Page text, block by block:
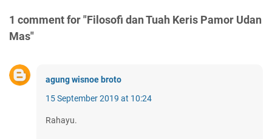
1 comment for "Filosofi dan Tuah Keris Pamor Udan
Mas"
agung wisnoe broto
15 September 2019 at 10:24
Rahayu.